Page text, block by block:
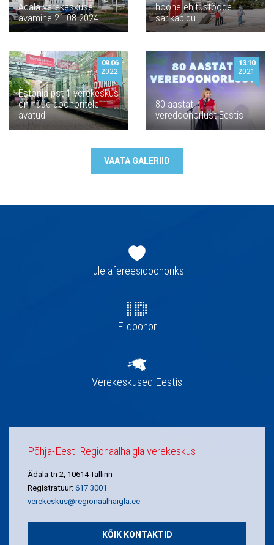
Ädala verekeskuse
avamine 21.08.2024
hoone ehitustööde
sarikapidu
Estonia pst 1 verekeskus
on nüüd doonoritele
avatud
09.06
2022
80 aastat
veredoonorlust Eestis
13.10
2021
VAATA GALERIID
navigatsioonTule afereesidoonoriks!
E-doonor
Verekeskused Eestis
Põhja-Eesti Regionaalhaigla verekeskus
Ädala tn 2, 10614 Tallinn
Registratuur: 617 3001
verekeskus@regionaalhaigla.ee
KÕIK KONTAKTID